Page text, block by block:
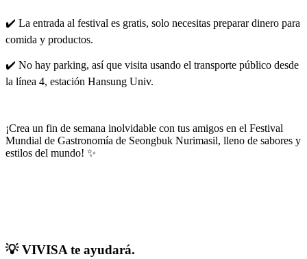
✔️ La entrada al festival es gratis, solo necesitas preparar dinero para
comida y productos.
✔️ No hay parking, así que visita usando el transporte público desde
la línea 4, estación Hansung Univ.
¡Crea un fin de semana inolvidable con tus amigos en el Festival
Mundial de Gastronomía de Seongbuk Nurimasil, lleno de sabores y
estilos del mundo! ✨
💡 VIVISA te ayudará.